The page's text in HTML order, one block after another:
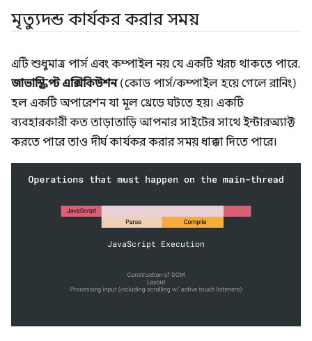
মৃত্যুদন্ড কার্যকর করার সময়
এটি শুধুমাত্র পার্স এবং কম্পাইল নয় যে একটি খরচ থাকতে পারে.
জাভাস্ক্রিপ্ট এক্সিকিউশন(কোড পার্স/কম্পাইল হয়ে গেলে রানিং)
হল একটি অপারেশন যা মূল থ্রেডে ঘটতে হয়। একটি
ব্যবহারকারী কত তাড়াতাড়ি আপনার সাইটের সাথে ইন্টারঅ্যাক্ট
করতে পারে তাও দীর্ঘ কার্যকর করার সময় ধাক্কা দিতে পারে।